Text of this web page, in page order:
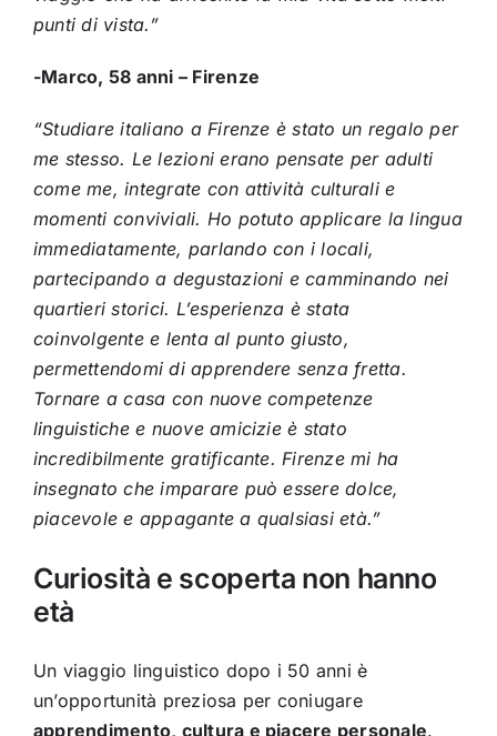
punti di vista.”
-Marco, 58 anni – Firenze
“Studiare italiano a Firenze è stato un regalo per
me stesso. Le lezioni erano pensate per adulti
come me, integrate con attività culturali e
momenti conviviali. Ho potuto applicare la lingua
immediatamente, parlando con i locali,
partecipando a degustazioni e camminando nei
quartieri storici. L’esperienza è stata
coinvolgente e lenta al punto giusto,
permettendomi di apprendere senza fretta.
Tornare a casa con nuove competenze
linguistiche e nuove amicizie è stato
incredibilmente gratificante. Firenze mi ha
insegnato che imparare può essere dolce,
piacevole e appagante a qualsiasi età.”
Curiosità e scoperta non hanno
età
Un viaggio linguistico dopo i 50 anni è
un’opportunità preziosa per coniugare
apprendimento, cultura e piacere personale.